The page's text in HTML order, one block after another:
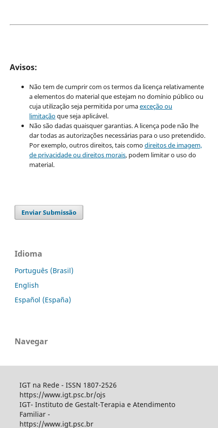
Avisos:
Não tem de cumprir com os termos da licença relativamente
a elementos do material que estejam no domínio público ou
cuja utilização seja permitida por umaexceção ou
limitaçãoque seja aplicável.
Não são dadas quaisquer garantias. A licença pode não lhe
dar todas as autorizações necessárias para o uso pretendido.
Por exemplo, outros direitos, tais comodireitos de imagem,
de privacidade ou direitos morais, podem limitar o uso do
material.
Enviar Submissão
Idioma
Português (Brasil)
English
Español (España)
Navegar
IGT na Rede - ISSN 1807-2526
https://www.igt.psc.br/ojs
IGT- Instituto de Gestalt-Terapia e Atendimento
Familiar -
https://www.igt.psc.br